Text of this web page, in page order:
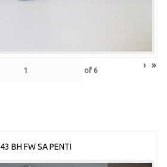
of 6 › »
43 BH FW SA PENTI